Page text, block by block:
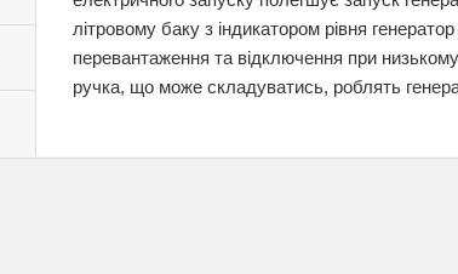
літровому баку з індикатором рівня
перевантаження та відключення при
ручка, що може складуватись, роблять